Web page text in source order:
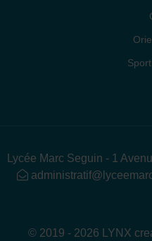
Lycée Marc Seguin - 1
© 2019 - 2026 LYNX